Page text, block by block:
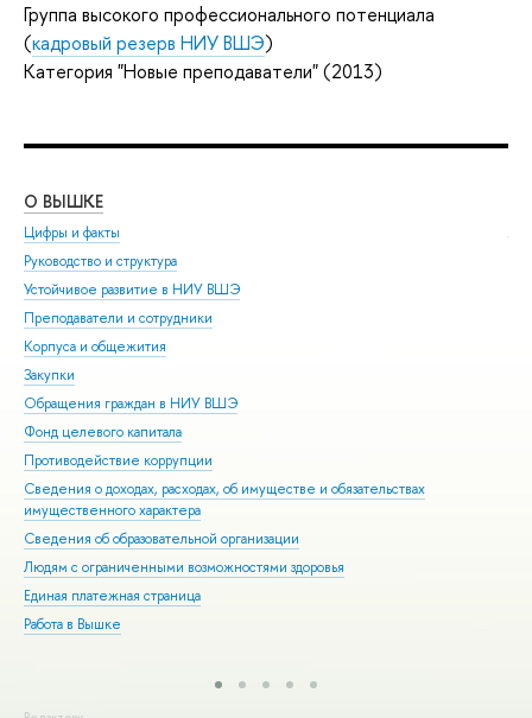
Группа высокого профессионального потенциала
(кадровый резерв НИУ ВШЭ)
Категория "Новые преподаватели" (2013)
О ВЫШКЕ
Цифры и факты
Руководство и структура
Устойчивое развитие в НИУ ВШЭ
Преподаватели и сотрудники
Корпуса и общежития
Закупки
Обращения граждан в НИУ ВШЭ
Фонд целевого капитала
Противодействие коррупции
Сведения о доходах, расходах, об имуществе и обязательствах
имущественного характера
Сведения об образовательной организации
Людям с ограниченными возможностями здоровья
Единая платежная страница
Работа в Вышке